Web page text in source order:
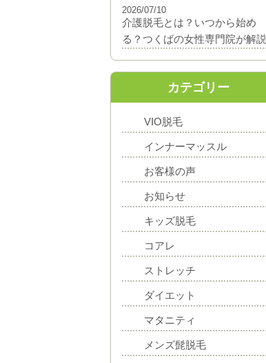
介護脱毛とは？いつから始め
る？つくばの女性専門院が解説
2026/07/10
カテゴリー
VIO脱毛
インナーマッスル
お客様の声
お知らせ
キッズ脱毛
コアレ
ストレッチ
ダイエット
マタニティ
メンズ髭脱毛